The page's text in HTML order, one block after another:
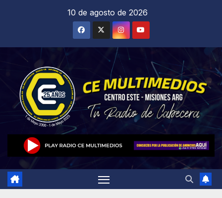
10 de agosto de 2026